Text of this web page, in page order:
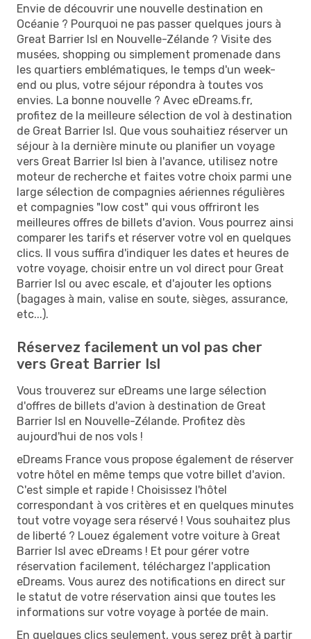
Envie de découvrir une nouvelle destination en
Océanie ? Pourquoi ne pas passer quelques jours à
Great Barrier Isl en Nouvelle-Zélande ? Visite des
musées, shopping ou simplement promenade dans
les quartiers emblématiques, le temps d'un week-
end ou plus, votre séjour répondra à toutes vos
envies. La bonne nouvelle ? Avec eDreams.fr,
profitez de la meilleure sélection de vol à destination
de Great Barrier Isl. Que vous souhaitiez réserver un
séjour à la dernière minute ou planifier un voyage
vers Great Barrier Isl bien à l'avance, utilisez notre
moteur de recherche et faites votre choix parmi une
large sélection de compagnies aériennes régulières
et compagnies "low cost" qui vous offriront les
meilleures offres de billets d'avion. Vous pourrez ainsi
comparer les tarifs et réserver votre vol en quelques
clics. Il vous suffira d'indiquer les dates et heures de
votre voyage, choisir entre un vol direct pour Great
Barrier Isl ou avec escale, et d'ajouter les options
(bagages à main, valise en soute, sièges, assurance,
etc...).
Réservez facilement un vol pas cher
vers Great Barrier Isl
Vous trouverez sur eDreams une large sélection
d'offres de billets d'avion à destination de Great
Barrier Isl en Nouvelle-Zélande. Profitez dès
aujourd'hui de nos vols !
eDreams France vous propose également de réserver
votre hôtel en même temps que votre billet d'avion.
C'est simple et rapide ! Choisissez l'hôtel
correspondant à vos critères et en quelques minutes
tout votre voyage sera réservé ! Vous souhaitez plus
de liberté ? Louez également votre voiture à Great
Barrier Isl avec eDreams ! Et pour gérer votre
réservation facilement, téléchargez l'application
eDreams. Vous aurez des notifications en direct sur
le statut de votre réservation ainsi que toutes les
informations sur votre voyage à portée de main.
En quelques clics seulement, vous serez prêt à partir